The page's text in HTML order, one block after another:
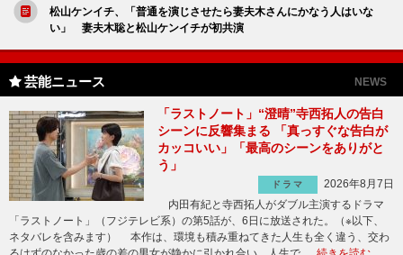
松山ケンイチ、「普通を演じさせたら妻夫木さんにかなう人はいな
い」 妻夫木聡と松山ケンイチが初共演
芸能ニュース NEWS
「ラストノート」“澄晴”寺西拓人の告白
シーンに反響集まる 「真っすぐな告白が
カッコいい」「最高のシーンをありがと
う」
ドラマ
2026年8月7日
内田有紀と寺西拓人がダブル主演するドラマ
「ラストノート」（フジテレビ系）の第5話が、6日に放送された。（※以下、
ネタバレを含みます） 本作は、環境も積み重ねてきた人生も全く違う、交わ